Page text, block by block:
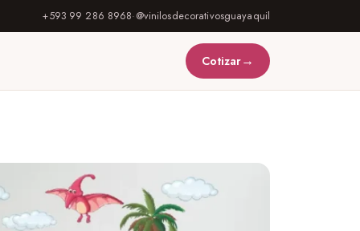
+593 99 286 8968·@vinilosdecorativosguayaquil
Cotizar→